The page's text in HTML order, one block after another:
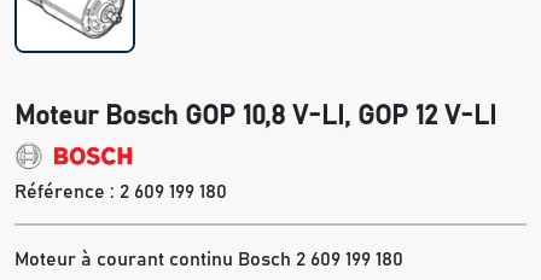
Moteur Bosch GOP 10,8 V-LI, GOP 12 V-LI
Référence : 2 609 199 180
Moteur à courant continu Bosch 2 609 199 180